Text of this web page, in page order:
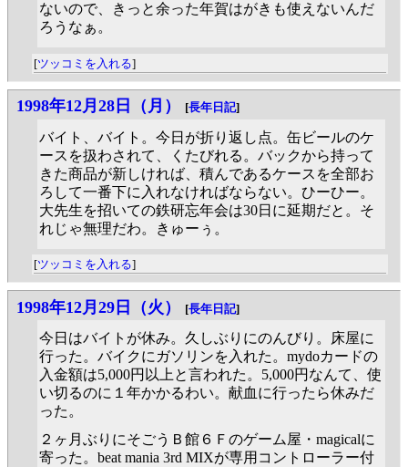
ないので、きっと余った年賀はがきも使えないんだ
ろうなぁ。
[ツッコミを入れる]
1998年12月28日（月） [長年日記]
バイト、バイト。今日が折り返し点。缶ビールのケ
ースを扱わされて、くたびれる。バックから持って
きた商品が新しければ、積んであるケースを全部お
ろして一番下に入れなければならない。ひーひー。
大先生を招いての鉄研忘年会は30日に延期だと。そ
れじゃ無理だわ。きゅーぅ。
[ツッコミを入れる]
1998年12月29日（火） [長年日記]
今日はバイトが休み。久しぶりにのんびり。床屋に
行った。バイクにガソリンを入れた。mydoカードの
入金額は5,000円以上と言われた。5,000円なんて、使
い切るのに１年かかるわい。献血に行ったら休みだ
った。
２ヶ月ぶりにそごうＢ館６Ｆのゲーム屋・magicalに
寄った。beat mania 3rd MIXが専用コントローラー付